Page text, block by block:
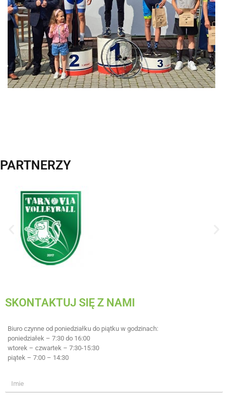
PARTNERZY
SKONTAKTUJ SIĘ Z NAMI
Biuro czynne od poniedziałku do piątku w godzinach:
poniedziałek – 7:30 do 16:00
wtorek – czwartek – 7:30-15:30
piątek – 7:00 – 14:30